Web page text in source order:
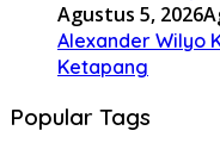
Agustus 5, 2026
Alexander Wilyo
Ketapang
Popular Tags